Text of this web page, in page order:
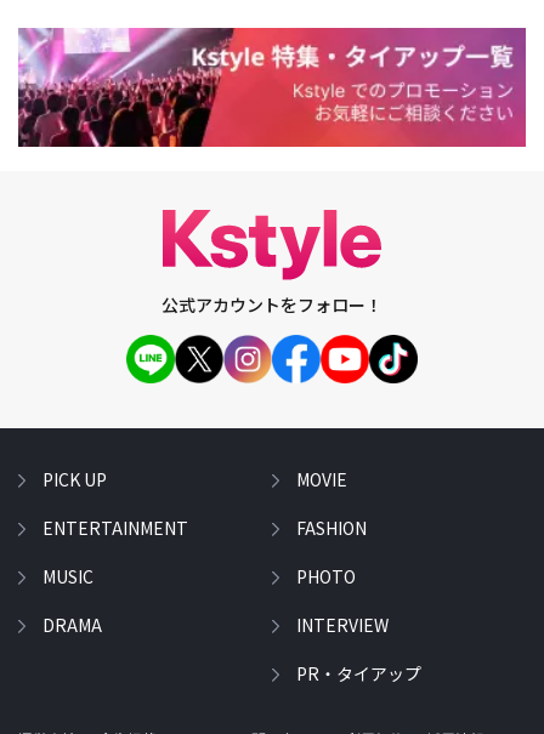
公式アカウントをフォロー！
PICK UP
ENTERTAINMENT
MUSIC
DRAMA
MOVIE
FASHION
PHOTO
INTERVIEW
PR・タイアップ